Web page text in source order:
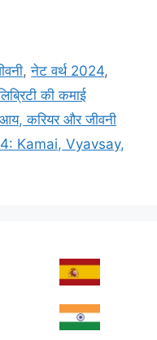
,नेट वर्थ 2024,
की कमाई
करियर और जीवनी
Kamai, Vyavsay,